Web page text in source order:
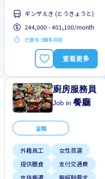
晉陞
有機會被錄取全職工作
ギンザえき (とうきょうと)
244,000 - 401,100/month
已發布 3個多月前
查看更多
廚房服務員
Job in餐廳
全職
外籍員工
女性首選
提供膳食
支付交通費
支持搬遷
無經驗要求